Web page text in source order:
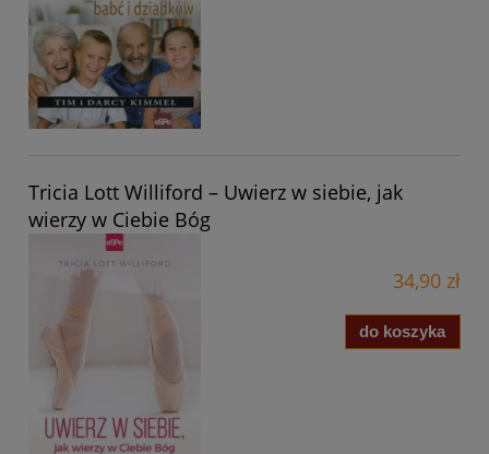
Tricia Lott Williford – Uwierz w siebie, jak
wierzy w Ciebie Bóg
34,90 zł
do koszyka